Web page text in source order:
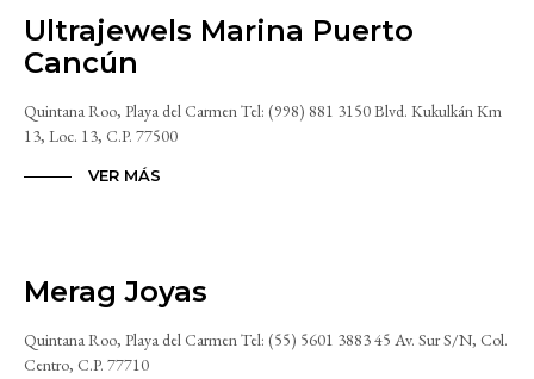
Ultrajewels Marina Puerto
Cancún
Quintana Roo, Playa del Carmen Tel: (998) 881 3150 Blvd. Kukulkán Km
13, Loc. 13, C.P. 77500
VER MÁS
Merag Joyas
Quintana Roo, Playa del Carmen Tel: (55) 5601 3883 45 Av. Sur S/N, Col.
Centro, C.P. 77710